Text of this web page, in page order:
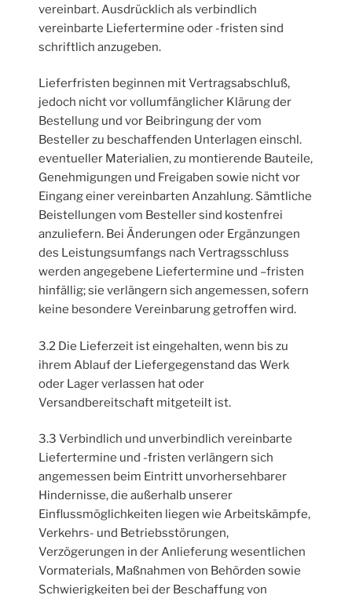
vereinbart. Ausdrücklich als verbindlich
vereinbarte Liefertermine oder -fristen sind
schriftlich anzugeben.
Lieferfristen beginnen mit Vertragsabschluß,
jedoch nicht vor vollumfänglicher Klärung der
Bestellung und vor Beibringung der vom
Besteller zu beschaffenden Unterlagen einschl.
eventueller Materialien, zu montierende Bauteile,
Genehmigungen und Freigaben sowie nicht vor
Eingang einer vereinbarten Anzahlung. Sämtliche
Beistellungen vom Besteller sind kostenfrei
anzuliefern. Bei Änderungen oder Ergänzungen
des Leistungsumfangs nach Vertragsschluss
werden angegebene Liefertermine und –fristen
hinfällig; sie verlängern sich angemessen, sofern
keine besondere Vereinbarung getroffen wird.
3.2 Die Lieferzeit ist eingehalten, wenn bis zu
ihrem Ablauf der Liefergegenstand das Werk
oder Lager verlassen hat oder
Versandbereitschaft mitgeteilt ist.
3.3 Verbindlich und unverbindlich vereinbarte
Liefertermine und -fristen verlängern sich
angemessen beim Eintritt unvorhersehbarer
Hindernisse, die außerhalb unserer
Einflussmöglichkeiten liegen wie Arbeitskämpfe,
Verkehrs- und Betriebsstörungen,
Verzögerungen in der Anlieferung wesentlichen
Vormaterials, Maßnahmen von Behörden sowie
Schwierigkeiten bei der Beschaffung von